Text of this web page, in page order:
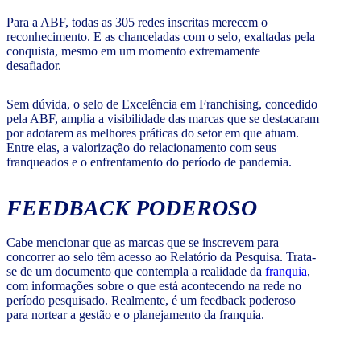
Para a ABF, todas as 305 redes inscritas merecem o
reconhecimento. E as chanceladas com o selo, exaltadas pela
conquista, mesmo em um momento extremamente
desafiador.
Sem dúvida, o selo de Excelência em Franchising, concedido
pela ABF, amplia a visibilidade das marcas que se destacaram
por adotarem as melhores práticas do setor em que atuam.
Entre elas, a valorização do relacionamento com seus
franqueados e o enfrentamento do período de pandemia.
FEEDBACK PODEROSO
Cabe mencionar que as marcas que se inscrevem para
concorrer ao selo têm acesso ao Relatório da Pesquisa. Trata-
se de um documento que contempla a realidade da franquia,
com informações sobre o que está acontecendo na rede no
período pesquisado. Realmente, é um feedback poderoso
para nortear a gestão e o planejamento da franquia.